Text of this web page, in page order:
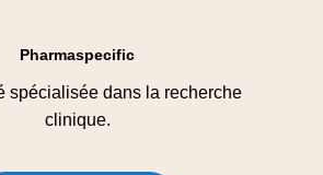
Pharmaspecific
spécialisée dans la recherche
clinique.